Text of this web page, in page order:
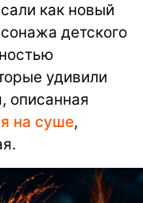
как новый
детского
удивили
описанная
на суше,